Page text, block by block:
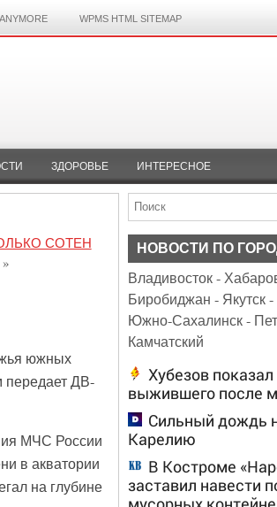
WPMS HTML SITEMAP
ЗДОРОВЬЕ ИНТЕРЕСНОЕ
СОТЕН
южных
передает ДВ-
МЧС России
в акватории
на глубине
НОВОСТИ ПО
Владивосток-
Биробиджан - Якутск-
Южно-Сахалинск-
Камчатский
Хубезов
выжившего после
Сильный дождь
Карелию
В Костроме
заставил навести